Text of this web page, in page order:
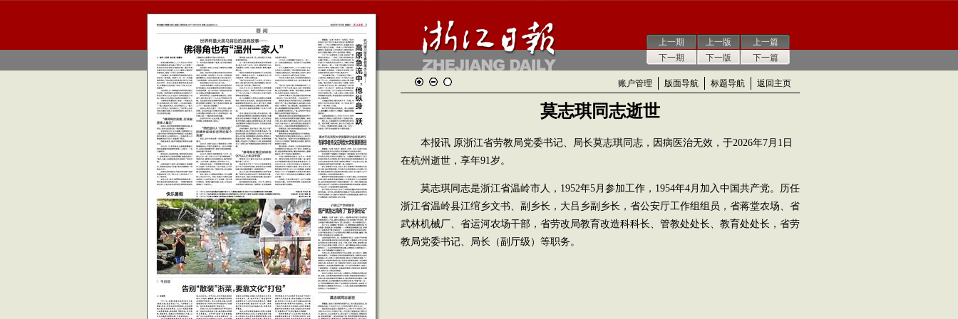
上一期
下一期
上一版
下一版
上一篇
下一篇
账户管理 版面导航 标题导航 返回主页
莫志琪同志逝世
本报讯 原浙江省劳教局党委书记、局长莫志琪同志，因病医治无效，于2026年7月1日
在杭州逝世，享年91岁。
莫志琪同志是浙江省温岭市人，1952年5月参加工作，1954年4月加入中国共产党。历任
浙江省温岭县江绾乡文书、副乡长，大吕乡副乡长，省公安厅工作组组员，省蒋堂农场、省
武林机械厂、省运河农场干部，省劳改局教育改造科科长、管教处处长、教育处处长，省劳
教局党委书记、局长（副厅级）等职务。